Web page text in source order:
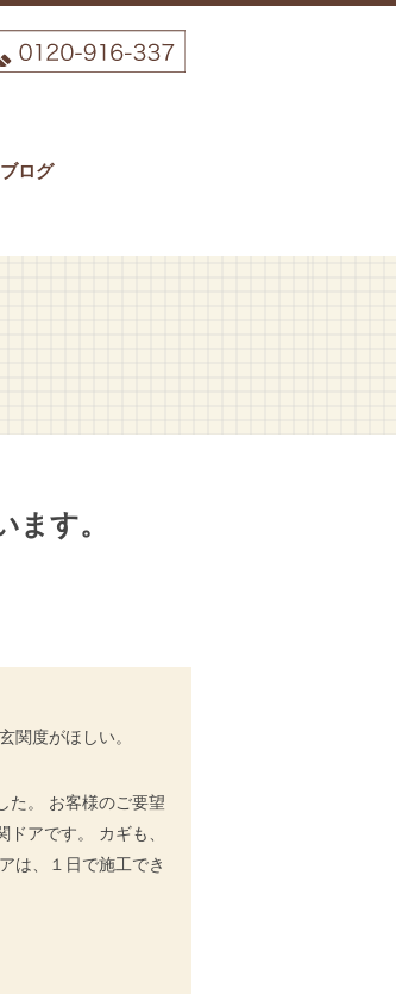
ブログ
す。
関度がほしい。
た。 お客様のご要望
アです。 カギも、
は、１日で施工でき